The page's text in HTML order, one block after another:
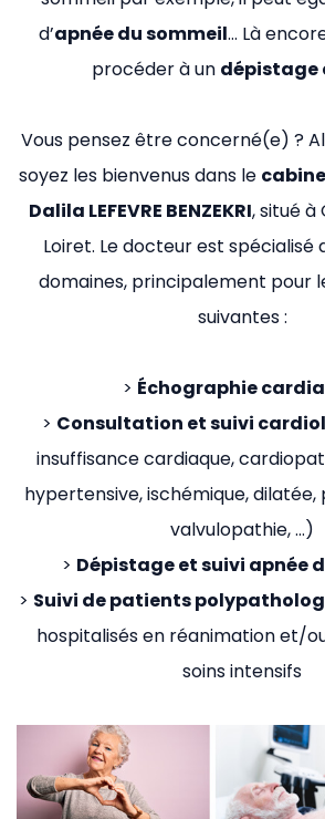
d’apnée du sommeil… Là
procéder à un dépistage
Vous pensez être concerné(e) ?
soyez les bienvenus dans le
Dalila LEFEVRE BENZEKRI, situé à
Loiret. Le docteur est spécialisé
domaines, principalement pour
suivantes :
> Échographie
> Consultation et suivi
insuffisance cardiaque,
hypertensive, ischémique, dilatée,
valvulopathie, …)
> Dépistage et suivi apnée
> Suivi de patients
hospitalisés en réanimation et/
soins intensifs